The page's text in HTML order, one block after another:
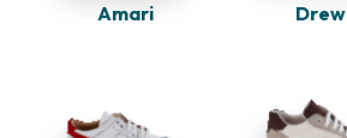
Amari Drew